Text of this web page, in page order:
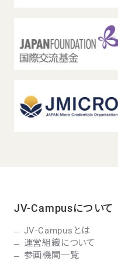
JV-Campusについて
JV-Campusとは
運営組織について
参画機関一覧